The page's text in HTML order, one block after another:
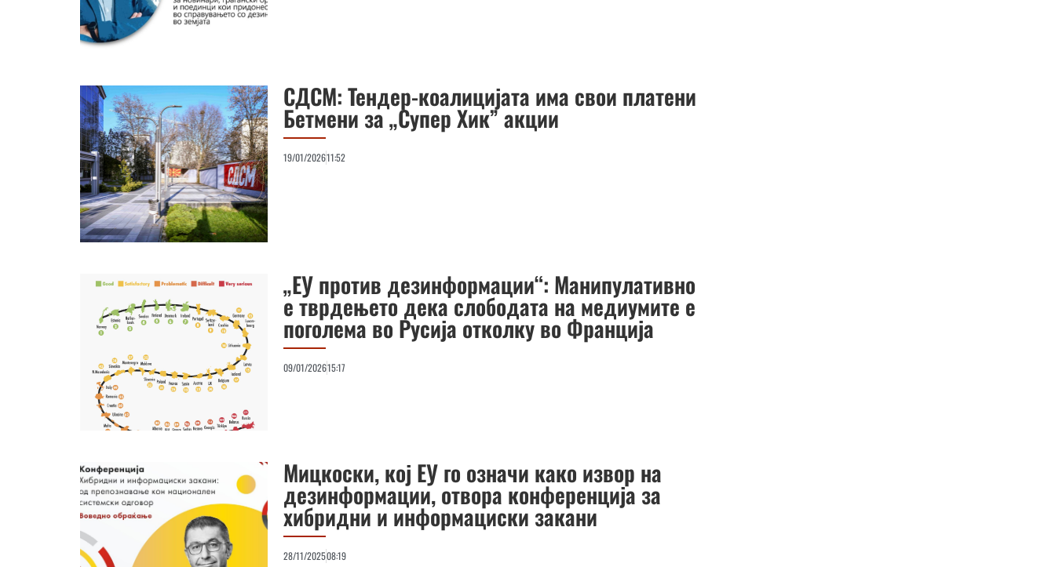
СДСМ: Тендер-коалицијата има свои платени
Бетмени за „Супер Хик” акции
19/01/202611:52
„ЕУ против дезинформации“: Манипулативно
е тврдењето дека слободата на медиумите е
поголема во Русија отколку во Франција
09/01/202615:17
Мицкоски, кој ЕУ го означи како извор на
дезинформации, отвора конференција за
хибридни и информациски закани
28/11/202508:19